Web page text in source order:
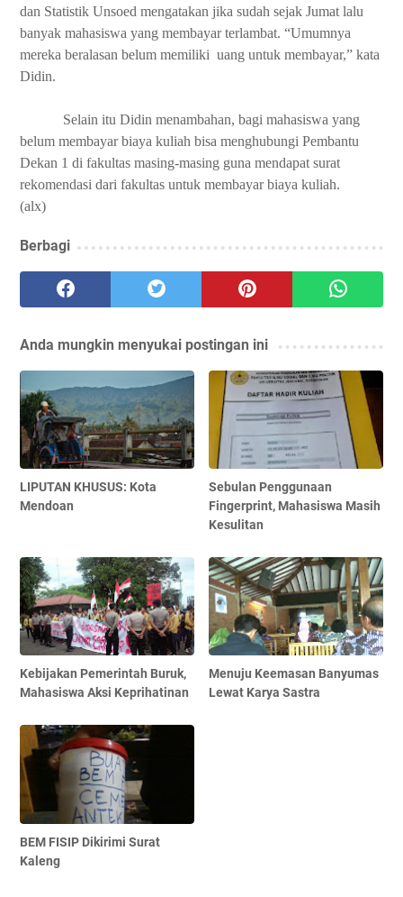
dan Statistik Unsoed mengatakan jika sudah sejak Jumat lalu
banyak mahasiswa yang membayar terlambat. “Umumnya
mereka beralasan belum memiliki uang untuk membayar,” kata
Didin.
Selain itu Didin menambahan, bagi mahasiswa yang
belum membayar biaya kuliah bisa menghubungi Pembantu
Dekan 1 di fakultas masing-masing guna mendapat surat
rekomendasi dari fakultas untuk membayar biaya kuliah.
(alx)
Berbagi
Anda mungkin menyukai postingan ini
LIPUTAN KHUSUS: Kota
Mendoan
Sebulan Penggunaan
Fingerprint, Mahasiswa Masih
Kesulitan
Kebijakan Pemerintah Buruk,
Mahasiswa Aksi Keprihatinan
Menuju Keemasan Banyumas
Lewat Karya Sastra
BEM FISIP Dikirimi Surat
Kaleng